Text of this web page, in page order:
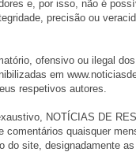
e, por isso, não é
precisão ou
ofensivo ou ilegal
em
respetivos autores.
NOTÍCIAS DE
comentários quaisquer
do site, designadamente